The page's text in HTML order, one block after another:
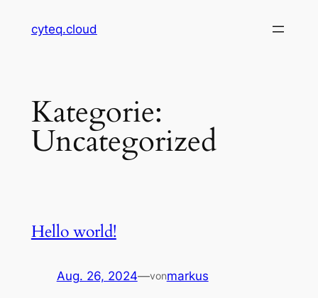
Inhaltcyteq.cloud
Kategorie:
Uncategorized
Hello world!
Aug. 26, 2024—vonmarkus